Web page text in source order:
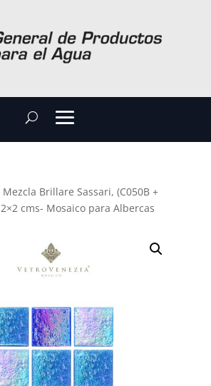
Brillare Sassari, (C050B +
2×2 cms- Mosaico para Albercas